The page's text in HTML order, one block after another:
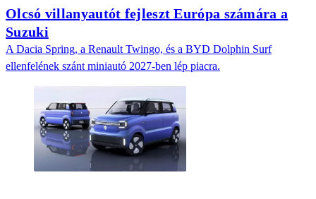
Olcsó villanyautót fejleszt Európa számára a
Suzuki
A Dacia Spring, a Renault Twingo, és a BYD Dolphin Surf
ellenfelének szánt miniautó 2027-ben lép piacra.